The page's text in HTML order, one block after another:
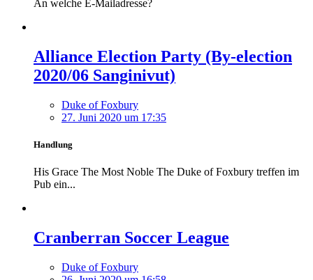
An welche E-Mailadresse?
Alliance Election Party (By-election
2020/06 Sanginivut)
Duke of Foxbury
27. Juni 2020 um 17:35
Handlung
His Grace The Most Noble The Duke of Foxbury treffen im
Pub ein...
Cranberran Soccer League
Duke of Foxbury